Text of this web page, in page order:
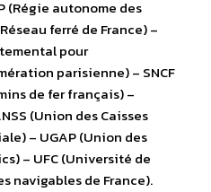
(Régie autonome des
ferré de France) –
pour
parisienne) – SNCF
de fer français) –
(Union des Caisses
– UGAP (Union des
– UFC (Université de
navigables de France).